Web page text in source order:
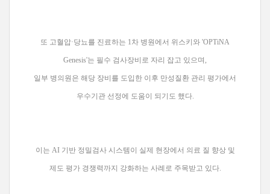
또 고혈압·당뇨를 진료하는 1차 병원에서 위스키와 'OPTiNA
Genesis'는 필수 검사장비로 자리 잡고 있으며,
일부 병의원은 해당 장비를 도입한 이후 만성질환 관리 평가에서
우수기관 선정에 도움이 되기도 했다.
이는 AI 기반 정밀검사 시스템이 실제 현장에서 의료 질 향상 및
제도 평가 경쟁력까지 강화하는 사례로 주목받고 있다.